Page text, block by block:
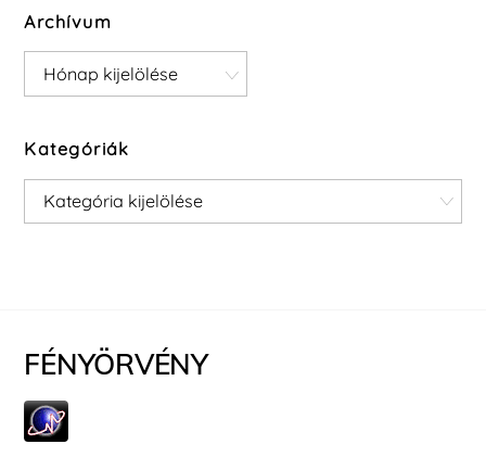
Archívum
Archívum
Kategóriák
Kategóriák
FÉNYÖRVÉNY